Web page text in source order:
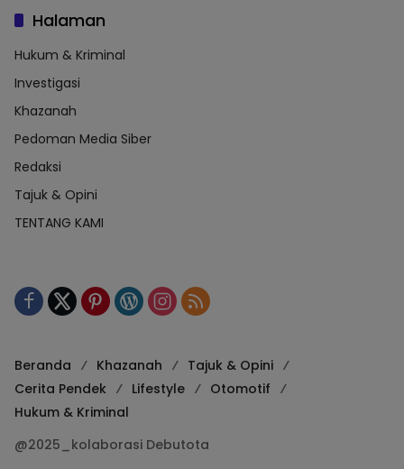
Halaman
Hukum & Kriminal
Investigasi
Khazanah
Pedoman Media Siber
Redaksi
Tajuk & Opini
TENTANG KAMI
Beranda Khazanah
Tajuk & Opini
Cerita Pendek
Lifestyle
Otomotif
Hukum & Kriminal
@2025_kolaborasi Debutota